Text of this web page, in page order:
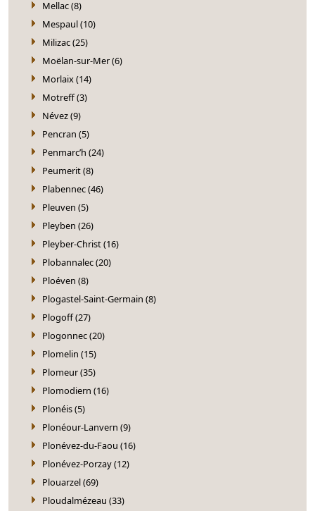
Mellac (8)
Mespaul (10)
Milizac (25)
Moëlan-sur-Mer (6)
Morlaix (14)
Motreff (3)
Névez (9)
Pencran (5)
Penmarc’h (24)
Peumerit (8)
Plabennec (46)
Pleuven (5)
Pleyben (26)
Pleyber-Christ (16)
Plobannalec (20)
Ploéven (8)
Plogastel-Saint-Germain (8)
Plogoff (27)
Plogonnec (20)
Plomelin (15)
Plomeur (35)
Plomodiern (16)
Plonéis (5)
Plonéour-Lanvern (9)
Plonévez-du-Faou (16)
Plonévez-Porzay (12)
Plouarzel (69)
Ploudalmézeau (33)